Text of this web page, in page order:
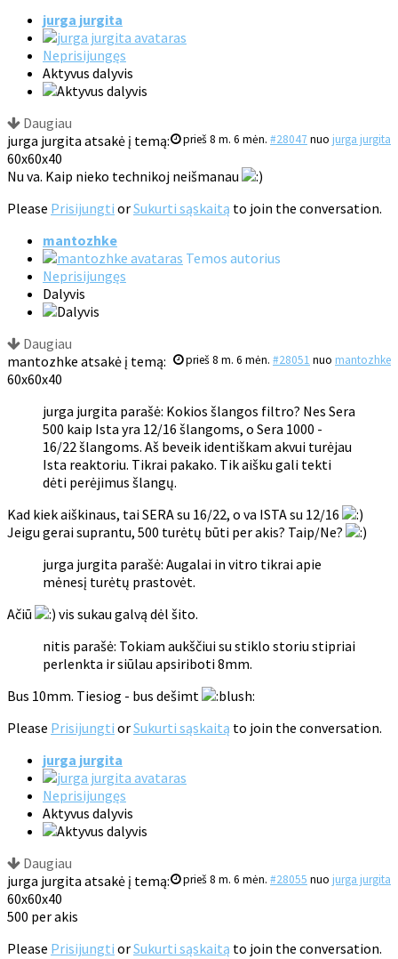
jurga jurgita
Neprisijungęs
Aktyvus dalyvis
Daugiau
prieš 8 m. 6 mėn. #28047 nuo jurga jurgita
jurga jurgita atsakė į temą:
60x60x40
Nu va. Kaip nieko technikoj neišmanau
Please Prisijungti orSukurti sąskaitą to join the conversation.
mantozhke
Temos autorius
Neprisijungęs
Dalyvis
Daugiau
prieš 8 m. 6 mėn. #28051 nuo mantozhke
mantozhke atsakė į temą:
60x60x40
jurga jurgita parašė: Kokios šlangos filtro? Nes Sera
500 kaip Ista yra 12/16 šlangoms, o Sera 1000 -
16/22 šlangoms. Aš beveik identiškam akvui turėjau
Ista reaktoriu. Tikrai pakako. Tik aišku gali tekti
dėti perėjimus šlangų.
Kad kiek aiškinaus, tai SERA su 16/22, o va ISTA su 12/16
Jeigu gerai suprantu, 500 turėtų būti per akis? Taip/Ne?
jurga jurgita parašė: Augalai in vitro tikrai apie
mėnesį turėtų prastovėt.
Ačiū
vis sukau galvą dėl šito.
nitis parašė: Tokiam aukščiui su stiklo storiu stipriai
perlenkta ir siūlau apsiriboti 8mm.
Bus 10mm. Tiesiog - bus dešimt
Please Prisijungti orSukurti sąskaitą to join the conversation.
jurga jurgita
Neprisijungęs
Aktyvus dalyvis
Daugiau
prieš 8 m. 6 mėn. #28055 nuo jurga jurgita
jurga jurgita atsakė į temą:
60x60x40
500 per akis
Please Prisijungti orSukurti sąskaitą to join the conversation.